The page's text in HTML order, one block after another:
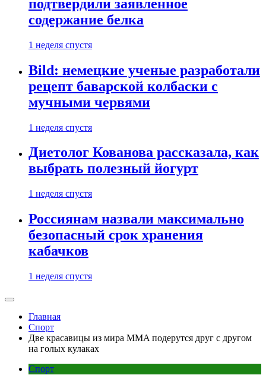
подтвердили заявленное
содержание белка
1 неделя спустя
Bild: немецкие ученые разработали
рецепт баварской колбаски с
мучными червями
1 неделя спустя
Диетолог Кованова рассказала, как
выбрать полезный йогурт
1 неделя спустя
Россиянам назвали максимально
безопасный срок хранения
кабачков
1 неделя спустя
Главная
Спорт
Две красавицы из мира MMA подерутся друг с другом
на голых кулаках
Спорт